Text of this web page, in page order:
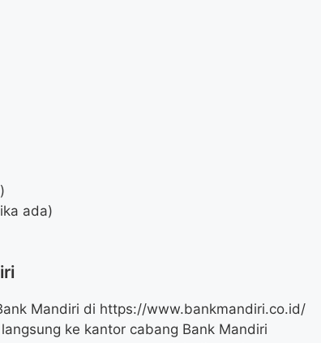
ada)
Mandiri di https://www.bankmandiri.co.id/
ke kantor cabang Bank Mandiri